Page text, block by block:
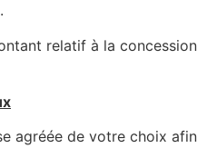
relatif à la concession
agréée de votre choix afin